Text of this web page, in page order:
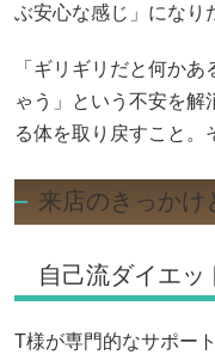
ぶ安心な感じ」になり
「ギリギリだと何か
ゃう」という不安を解
る体を取り戻すこと。
来店のきっかけ
自己流ダイエッ
T様が専門的なサポー